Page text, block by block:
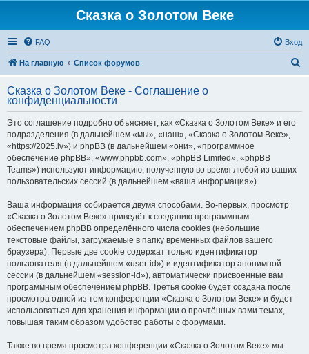
Сказка о Золотом Веке
FAQ Вход
На главную Список форумов
с
Сказка о Золотом Веке - Соглашение о
конфиденциальности
Это соглашение подробно объясняет, как «Сказка о Золотом Веке» и его
подразделения (в дальнейшем «мы», «наш», «Сказка о Золотом Веке»,
«https://2025.lv») и phpBB (в дальнейшем «они», «программное
обеспечение phpBB», «www.phpbb.com», «phpBB Limited», «phpBB
Teams») используют информацию, полученную во время любой из ваших
пользовательских сессий (в дальнейшем «ваша информация»).
Ваша информация собирается двумя способами. Во-первых, просмотр
«Сказка о Золотом Веке» приведёт к созданию программным
обеспечением phpBB определённого числа cookies (небольшие
текстовые файлы, загружаемые в папку временных файлов вашего
браузера). Первые две cookie содержат только идентификатор
пользователя (в дальнейшем «user-id») и идентификатор анонимной
сессии (в дальнейшем «session-id»), автоматически присвоенные вам
программным обеспечением phpBB. Третья cookie будет создана после
просмотра одной из тем конференции «Сказка о Золотом Веке» и будет
использоваться для хранения информации о прочтённых вами темах,
повышая таким образом удобство работы с форумами.
Также во время просмотра конференции «Сказка о Золотом Веке» мы